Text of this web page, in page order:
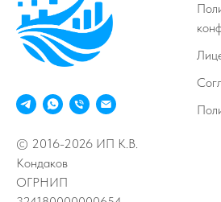
© 2016-2026 ИП К.В.
Кондаков
ОГРНИП